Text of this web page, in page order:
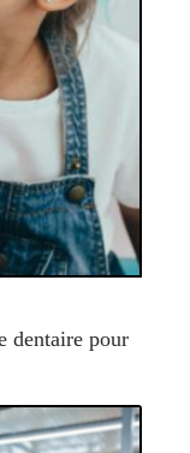
dentaire pour